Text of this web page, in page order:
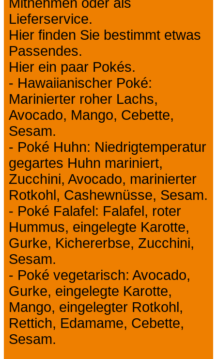
Lieferservice.
Hier finden Sie bestimmt etwas
Passendes.
Hier ein paar Pokés.
- Hawaiianischer Poké:
Marinierter roher Lachs,
Avocado, Mango, Cebette,
Sesam.
- Poké Huhn: Niedrigtemperatur
gegartes Huhn mariniert,
Zucchini, Avocado, marinierter
Rotkohl, Cashewnüsse, Sesam.
- Poké Falafel: Falafel, roter
Hummus, eingelegte Karotte,
Gurke, Kichererbse, Zucchini,
Sesam.
- Poké vegetarisch: Avocado,
Gurke, eingelegte Karotte,
Mango, eingelegter Rotkohl,
Rettich, Edamame, Cebette,
Sesam.